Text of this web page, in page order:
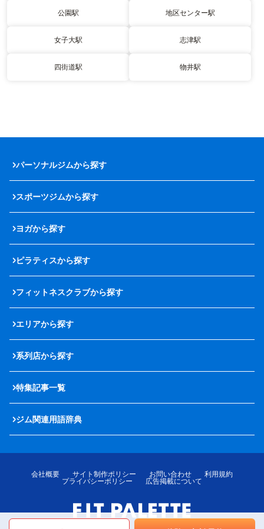
公園駅 地区センター駅
女子大駅 志津駅
四街道駅 物井駅
パーソナルジムから探す
スポーツジムから探す
ヨガから探す
ピラティスから探す
フィットネスクラブから探す
エリアから探す
系列店から探す
特集記事一覧
ジム関連用語辞典
会社概要 サイト制作ポリシー お問い合わせ
利用規約
プライバシーポリシー
広告掲載について